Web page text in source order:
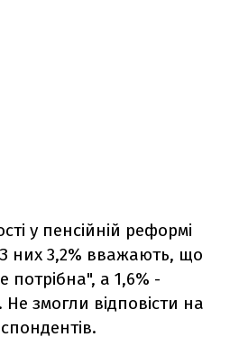
у пенсійній реформі
них 3,2% вважають, що
потрібна", а 1,6% -
змогли відповісти на